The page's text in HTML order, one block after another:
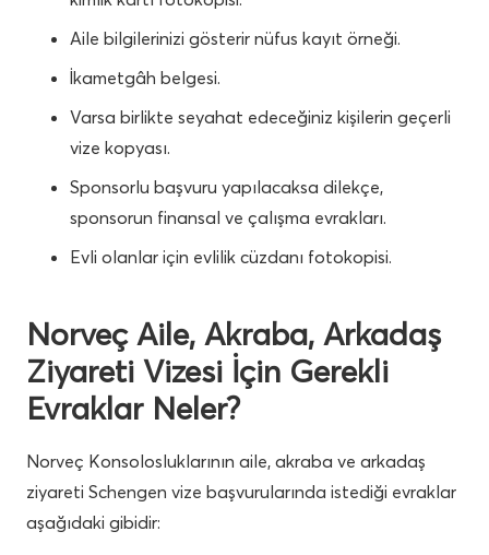
Aile bilgilerinizi gösterir nüfus kayıt örneği.
İkametgâh belgesi.
Varsa birlikte seyahat edeceğiniz kişilerin geçerli
vize kopyası.
Sponsorlu başvuru yapılacaksa dilekçe,
sponsorun finansal ve çalışma evrakları.
Evli olanlar için evlilik cüzdanı fotokopisi.
Norveç Aile, Akraba, Arkadaş
Ziyareti Vizesi İçin Gerekli
Evraklar Neler?
Norveç Konsolosluklarının aile, akraba ve arkadaş
ziyareti Schengen vize başvurularında istediği evraklar
aşağıdaki gibidir: